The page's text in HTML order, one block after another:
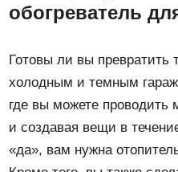
обогреватель
Готовы ли вы превратить
холодным и темным
где вы можете проводить
и создавая вещи в
«да», вам нужна